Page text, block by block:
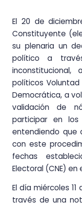
El 20 de
Constituyente
su plenaria un
político a
inconstitucional,
políticos Voluntad
Democrática, a
validación de
participar en los
entendiendo que
con este
fechas
Electoral (CNE) en
El día miércoles
través de una